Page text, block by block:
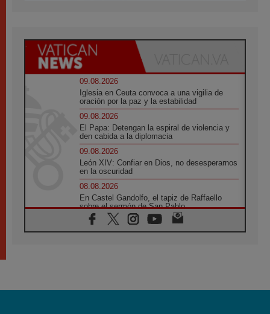
09.08.2026
Iglesia en Ceuta convoca a una vigilia de
oración por la paz y la estabilidad
09.08.2026
El Papa: Detengan la espiral de violencia y
den cabida a la diplomacia
09.08.2026
León XIV: Confiar en Dios, no desesperarnos
en la oscuridad
08.08.2026
En Castel Gandolfo, el tapiz de Raffaello
sobre el sermón de San Pablo
08.08.2026
En Colombia, «la paz no se compra con una
08.08.2026